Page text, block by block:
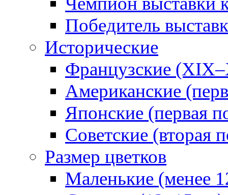
Победитель
Исторические
Французские
Американские
Японские (первая
Советские (вторая
Размер цветков
Маленькие (менее